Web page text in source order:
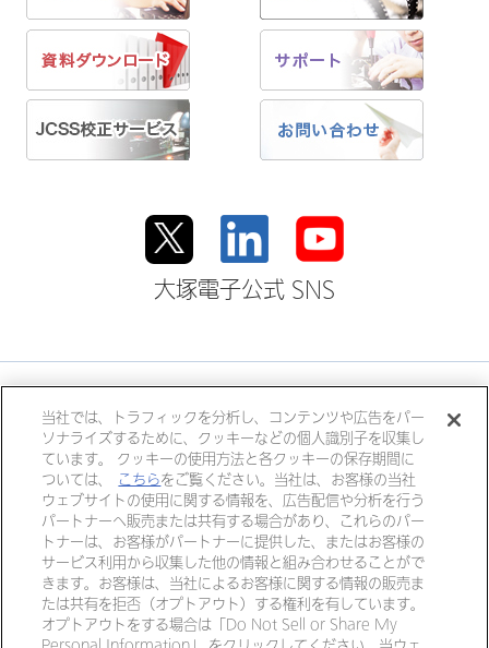
大塚電子公式 SNS
大塚ホールディングス
大塚製薬 大塚製薬工場
大鵬薬品工業
大塚倉庫
大塚化学
大塚食品
大塚メディカルデバイス
リンク
個人情報・特定個人情報につい
て
当社では、トラフィックを分析し、コンテンツや広告をパー
ソナライズするために、クッキーなどの個人識別子を収集し
ています。 クッキーの使用方法と各クッキーの保存期間に
ついては、
こちらをご覧ください。当社は、お客様の当社
ウェブサイトの使用に関する情報を、広告配信や分析を行う
パートナーへ販売または共有する場合があり、これらのパー
トナーは、お客様がパートナーに提供した、またはお客様の
サービス利用から収集した他の情報と組み合わせることがで
きます。お客様は、当社によるお客様に関する情報の販売ま
たは共有を拒否（オプトアウト）する権利を有しています。
オプトアウトをする場合は「Do Not Sell or Share My